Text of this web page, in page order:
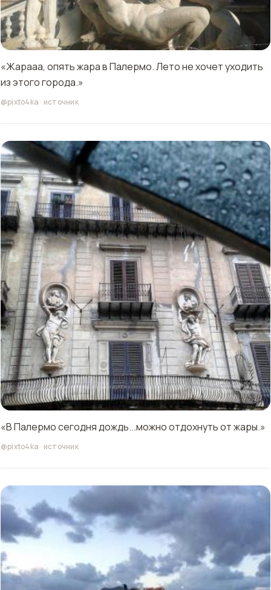
«Жарааа, опять жара в Палермо. Лето не хочет уходить
из этого города.»
@pixto4ka · источник
«В Палермо сегодня дождь...можно отдохнуть от жары.»
@pixto4ka · источник